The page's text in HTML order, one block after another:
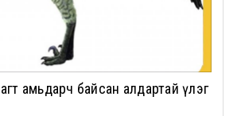
амьдарч байсан алдартай үлэг